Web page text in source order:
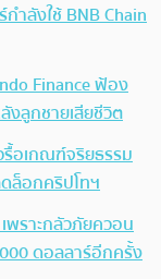
ำลังใช้ BNB Chain
Finance ฟ้อง
งลูกชายเสียชีวิต
รื้อเกณฑ์จริยธรรม
ล็อกคริปโทฯ
พราะกลัวภัยควอน
ดอลลาร์อีกครั้ง